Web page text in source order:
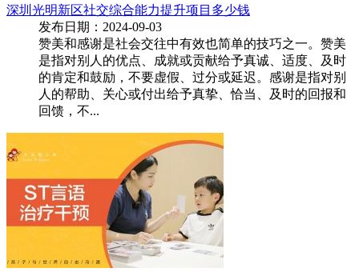
深圳光明新区社交综合能力提升项目多少钱
发布日期：2024-09-03
赞美和感谢是社会交往中有效也简单的技巧之一。赞美
是指对别人的优点、成就或贡献给予真诚、适度、及时
的肯定和鼓励，不要虚假、过分或延迟。感谢是指对别
人的帮助、关心或付出给予真挚、恰当、及时的回报和
回馈，不...